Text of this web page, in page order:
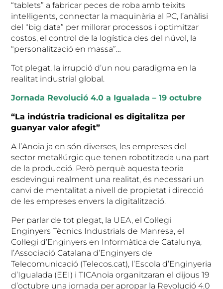
“tablets” a fabricar peces de roba amb teixits
intel·ligents, connectar la maquinària al PC, l’anàlisi
del “big data” per millorar processos i optimitzar
costos, el control de la logística des del núvol, la
“personalització en massa”…
Tot plegat, la irrupció d’un nou paradigma en la
realitat industrial global.
Jornada Revolució 4.0 a Igualada – 19 octubre
“La indústria tradicional es digitalitza per
guanyar valor afegit”
A l’Anoia ja en són diverses, les empreses del
sector metal·lúrgic que tenen robotitzada una part
de la producció. Però perquè aquesta teoria
esdevingui realment una realitat, és necessari un
canvi de mentalitat a nivell de propietat i direcció
de les empreses envers la digitalització.
Per parlar de tot plegat, la UEA, el Col·legi
Enginyers Tècnics Industrials de Manresa, el
Col·legi d’Enginyers en Informàtica de Catalunya,
l’Associació Catalana d’Enginyers de
Telecomunicació (Telecos.cat), l’Escola d’Enginyeria
d’Igualada (EEI) i TICAnoia organitzaran el dijous 19
d’octubre una jornada per apropar la Revolució 4.0